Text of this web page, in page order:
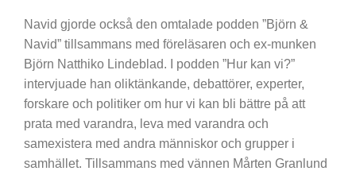
Navid gjorde också den omtalade podden ”Björn &
Navid” tillsammans med föreläsaren och ex-munken
Björn Natthiko Lindeblad. I podden ”Hur kan vi?”
intervjuade han oliktänkande, debattörer, experter,
forskare och politiker om hur vi kan bli bättre på att
prata med varandra, leva med varandra och
samexistera med andra människor och grupper i
samhället. Tillsammans med vännen Mårten Granlund